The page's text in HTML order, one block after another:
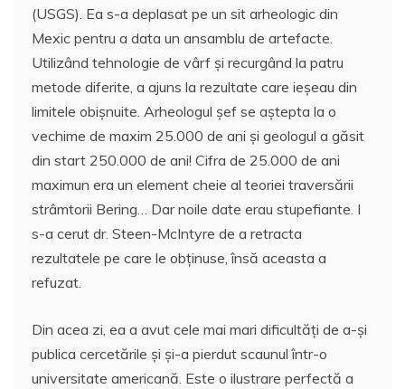
(USGS). Ea s-a deplasat pe un sit arheologic din
Mexic pentru a data un ansamblu de artefacte.
Utilizând tehnologie de vârf şi recurgând la patru
metode diferite, a ajuns la rezultate care ieşeau din
limitele obişnuite. Arheologul şef se aştepta la o
vechime de maxim 25.000 de ani şi geologul a găsit
din start 250.000 de ani! Cifra de 25.000 de ani
maximun era un element cheie al teoriei traversării
strâmtorii Bering… Dar noile date erau stupefiante. I
s-a cerut dr. Steen-McIntyre de a retracta
rezultatele pe care le obţinuse, însă aceasta a
refuzat.
Din acea zi, ea a avut cele mai mari dificultăţi de a-şi
publica cercetările şi şi-a pierdut scaunul într-o
universitate americană. Este o ilustrare perfectă a